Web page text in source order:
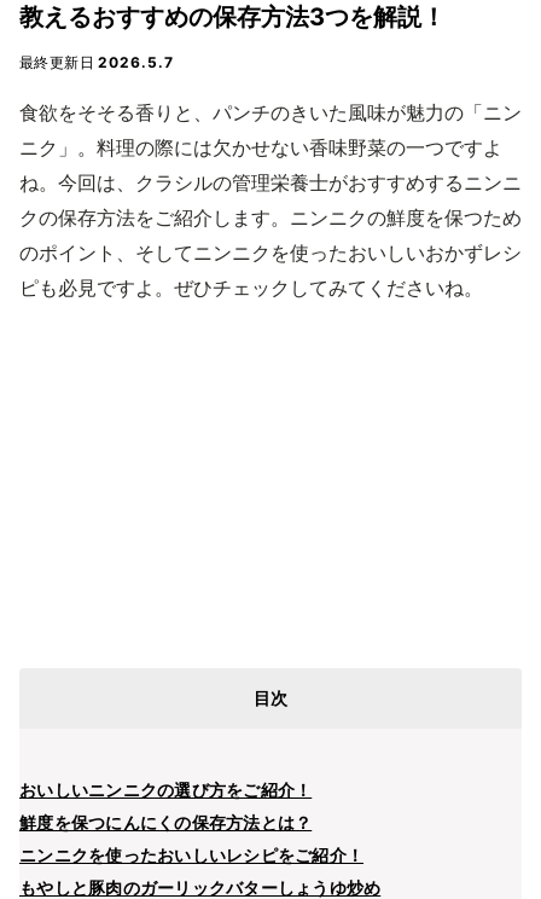
教えるおすすめの保存方法3つを解説！
最終更新日2026.5.7
食欲をそそる香りと、パンチのきいた風味が魅力の「ニン
ニク」。料理の際には欠かせない香味野菜の一つですよ
ね。今回は、クラシルの管理栄養士がおすすめするニンニ
クの保存方法をご紹介します。ニンニクの鮮度を保つため
のポイント、そしてニンニクを使ったおいしいおかずレシ
ピも必見ですよ。ぜひチェックしてみてくださいね。
目次
おいしいニンニクの選び方をご紹介！
鮮度を保つにんにくの保存方法とは？
ニンニクを使ったおいしいレシピをご紹介！
もやしと豚肉のガーリックバターしょうゆ炒め